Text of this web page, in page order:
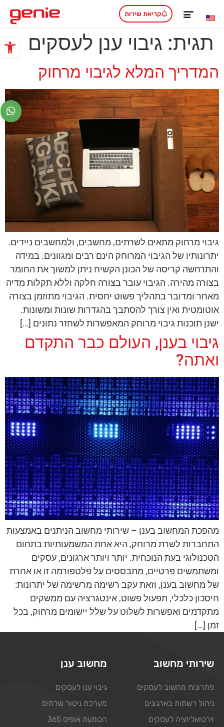
פתח
קריאת שירות
תגית: גיבוי ענן לעסקים
המדריך המלא לגיבוי מרחוק
גיבוי מרחוק מתאים לשרתים, מחשבים, ולמחשבים ניידים.
יתרונותיו של הגיבוי המרוחק הינם רבים ומגוונים. במידה
והתרחשה קריסה של הכונן הקשיח ניתן למשוך את החומר
בצורה מהירה. הגיבוי עובר בצורה חלקה וללא תקלות מדיה
מאחר ומדובר בתהליך פשוט יחסית. הגיבוי מתוזמן בצורה
אוטומטית ואין צורך להסתבך בהגדרות שונות ומשונות.
ישנן תוכנות גיבוי מרוחק המאפשרות לשחזר נתונים […]
גיבוי בענן, העולם כבר התקדם
ואתה?
מהפכת המחשוב בענן – שירותי מחשוב הניתנים באמצעות
התחברות לשרת מרוחק, היא אחת המשמעותיות בתחום
הטכנולוגי בעת הנוכחית. יותר ויותר ארגונים, עסקים
ומשתמשים פרטיים, מתבססים על פלטפורמה זו או אחרת
של מחשוב בענן, וזאת עקב רשימה מרשימה של יתרונות:
חיסכון כלכלי, תפעול פשוט, אינטגרציה עם ממשקים
מתקדמים ואפשרות לשלוט על שלל יישומים מרחוק, בכל
זמן […]
שירותי מחשוב
פתרונות מחשוב לעסקים
ניהול רשתות בארגונים
וירטואליזציה לעסקים
מחשוב ענן
גיבוי ענן לעסקים
מערכת ניטור שרתים
הטמעת אופיס 365